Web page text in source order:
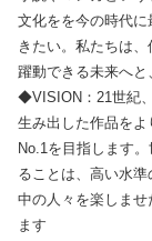
文化をを今の時代
きたい。私たちは
躍動できる未来へと
◆VISION：21世紀
生み出した作品を
No.1を目指します
ることは、高い水
中の人々を楽しま
ます